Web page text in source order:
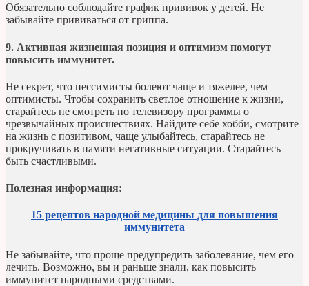
Обязательно соблюдайте график прививок у детей. Не
забывайте прививаться от гриппа.
9. Активная жизненная позиция и оптимизм помогут
повысить иммунитет.
Не секрет, что пессимисты болеют чаще и тяжелее, чем
оптимисты. Чтобы сохранить светлое отношение к жизни,
старайтесь не смотреть по телевизору программы о
чрезвычайных происшествиях. Найдите себе хобби, смотрите
на жизнь с позитивом, чаще улыбайтесь, старайтесь не
прокручивать в памяти негативные ситуации. Старайтесь
быть счастливыми.
Полезная информация:
15 рецептов народной медицины для повышения
иммунитета
Не забывайте, что проще предупредить заболевание, чем его
лечить. Возможно, вы и раньше знали, как повысить
иммунитет народными средствами.